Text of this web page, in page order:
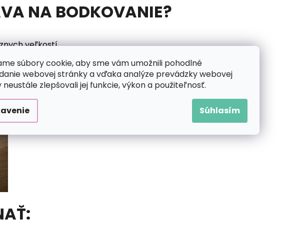
súbory cookie, aby sme vám umožnili pohodlné
webovej stránky a vďaka analýze prevádzky webovej
zlepšovali jej funkcie, výkon a použiteľnosť.
Súhlasím
NA BODKOVANIE?
veľkostí